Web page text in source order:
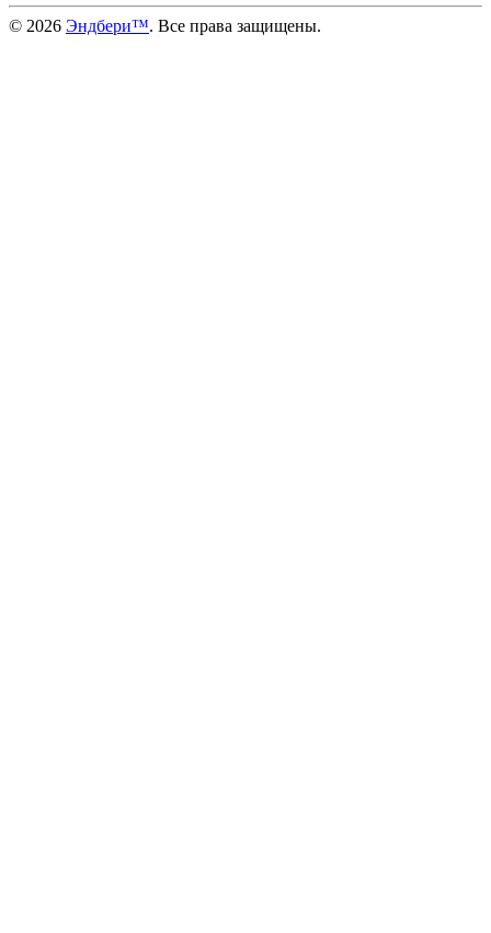
© 2026 Эндбери™. Все права защищены.